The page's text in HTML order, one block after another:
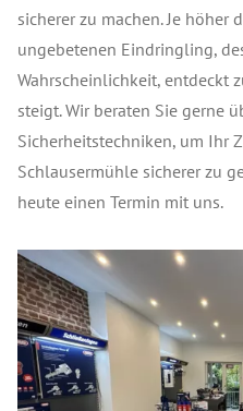
sicherer zu machen. Je höher
ungebetenen Eindringling,
Wahrscheinlichkeit, entdeckt
steigt. Wir beraten Sie gerne
Sicherheitstechniken, um Ihr
Schlausermühle sicherer zu
heute einen Termin mit uns.